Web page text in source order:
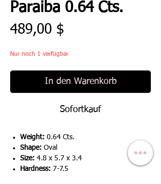
Paraiba 0.64 Cts.
489,00 $
Nur noch 1 verfügbar
In den Warenkorb
Sofortkauf
Weight: 0.64 Cts.
Shape: Oval
Size: 4.8 x 5.7 x 3.4
Hardness: 7-7.5